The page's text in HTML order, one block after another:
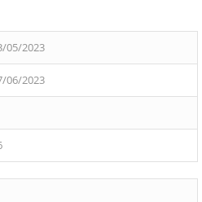
05/2023
06/2023